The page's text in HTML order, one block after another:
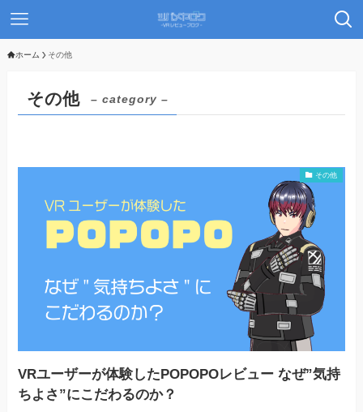
ホーム その他
その他 – category –
その他
VRユーザーが体験したPOPOPOレビュー なぜ”気持
ちよさ”にこだわるのか？